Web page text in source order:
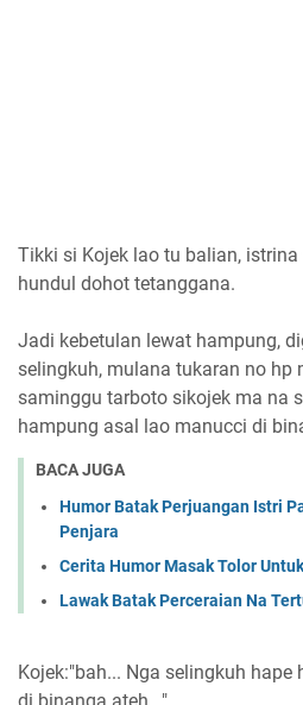
Tikki si Kojek lao tu balian,
hundul dohot tetanggana.
Jadi kebetulan lewat hampung,
selingkuh, mulana tukaran no hp
saminggu tarboto sikojek ma na
hampung asal lao manucci di
BACA JUGA
Humor Batak Perjuangan Istri
Penjara
Cerita Humor Masak Tolor
Lawak Batak Perceraian Na
Kojek:"bah... Nga selingkuh